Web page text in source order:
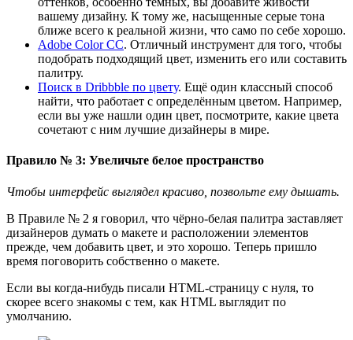
вашему дизайну. К тому же, насыщенные серые тона
ближе всего к реальной жизни, что само по себе хорошо.
Adobe Color CC. Отличный инструмент для того, чтобы
подобрать подходящий цвет, изменить его или составить
палитру.
Поиск в Dribbble по цвету. Ещё один классный способ
найти, что работает с определённым цветом. Например,
если вы уже нашли один цвет, посмотрите, какие цвета
сочетают с ним лучшие дизайнеры в мире.
Правило № 3: Увеличьте белое пространство
Чтобы интерфейс выглядел красиво, позвольте ему дышать.
В Правиле № 2 я говорил, что чёрно-белая палитра заставляет
дизайнеров думать о макете и расположении элементов
прежде, чем добавить цвет, и это хорошо. Теперь пришло
время поговорить собственно о макете.
Если вы когда-нибудь писали HTML-страницу с нуля, то
скорее всего знакомы с тем, как HTML выглядит по
умолчанию.